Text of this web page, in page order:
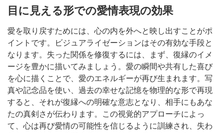
目に見える形での愛情表現の効果
愛を取り戻すためには、心の内を外へと映し出すことがポ
イントです。ビジュアライゼーションはその有効な手段と
なります。失った関係を修復するには、まず、復縁のイメ
ージを豊かに描いてみましょう。愛の瞬間や共有した喜び
を心に描くことで、愛のエネルギーが再び生まれます。写
真や記念品を使い、過去の幸せな記憶を物理的な形で再現
すると、それが復縁への明確な意志となり、相手にもあな
たの真剣さが伝わります。この視覚的アプローチによっ
て、心は再び愛情の可能性を信じるように訓練され、失わ